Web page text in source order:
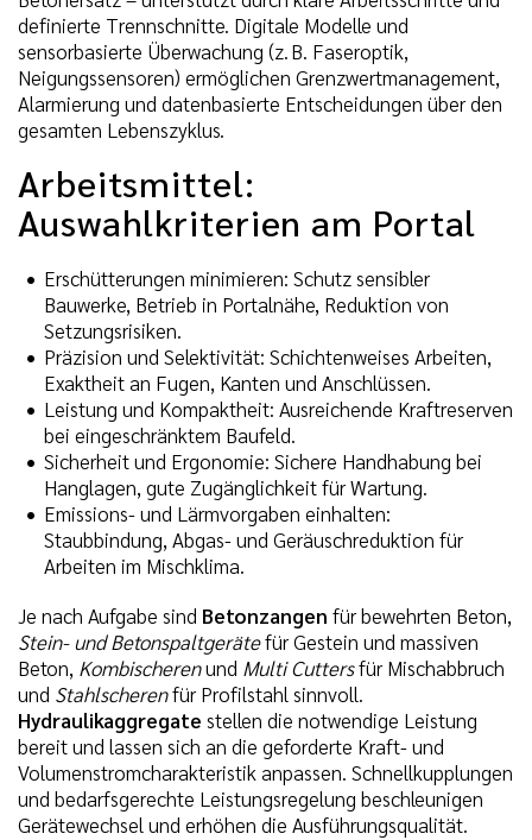
definierte Trennschnitte. Digitale Modelle und
sensorbasierte Überwachung (z. B. Faseroptik,
Neigungssensoren) ermöglichen Grenzwertmanagement,
Alarmierung und datenbasierte Entscheidungen über den
gesamten Lebenszyklus.
Arbeitsmittel:
Auswahlkriterien am Portal
Erschütterungen minimieren: Schutz sensibler
Bauwerke, Betrieb in Portalnähe, Reduktion von
Setzungsrisiken.
Präzision und Selektivität: Schichtenweises Arbeiten,
Exaktheit an Fugen, Kanten und Anschlüssen.
Leistung und Kompaktheit: Ausreichende Kraftreserven
bei eingeschränktem Baufeld.
Sicherheit und Ergonomie: Sichere Handhabung bei
Hanglagen, gute Zugänglichkeit für Wartung.
Emissions- und Lärmvorgaben einhalten:
Staubbindung, Abgas- und Geräuschreduktion für
Arbeiten im Mischklima.
Je nach Aufgabe sind Betonzangen für bewehrten Beton,
Stein- und Betonspaltgerätefür Gestein und massiven
Beton, Kombischerenund Multi Cuttersfür Mischabbruch
und Stahlscherenfür Profilstahl sinnvoll.
Hydraulikaggregate stellen die notwendige Leistung
bereit und lassen sich an die geforderte Kraft- und
Volumenstromcharakteristik anpassen. Schnellkupplungen
und bedarfsgerechte Leistungsregelung beschleunigen
Gerätewechsel und erhöhen die Ausführungsqualität.